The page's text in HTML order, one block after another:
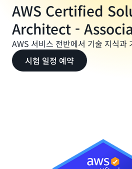
AWS Certified
Architect -
AWS 서비스 전반에서 기술 지식과
시험 일정 예약